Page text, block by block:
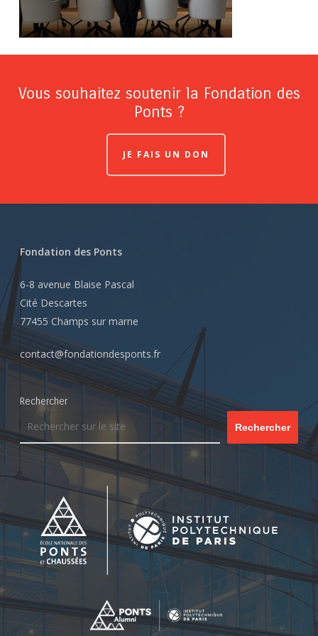
Vous souhaitez soutenir la Fondation des
Ponts ?
JE FAIS UN DON
Fondation des Ponts
6-8 avenue Blaise Pascal
Cité Descartes
77455 Champs sur marne
contact@fondationdesponts.fr
Rechercher
Rechercher